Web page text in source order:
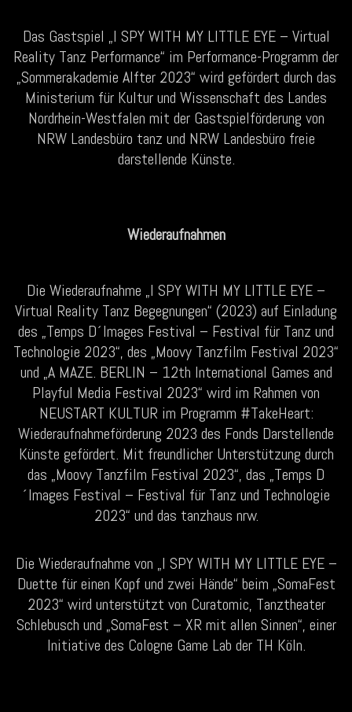
Das Gastspiel „I SPY WITH MY LITTLE EYE – Virtual
Reality Tanz Performance“ im Performance-Programm der
„Sommerakademie Alfter 2023“ wird gefördert durch das
Ministerium für Kultur und Wissenschaft des Landes
Nordrhein-Westfalen mit der Gastspielförderung von
NRW Landesbüro tanz und NRW Landesbüro freie
darstellende Künste.
Wiederaufnahmen
Die Wiederaufnahme „I SPY WITH MY LITTLE EYE –
Virtual Reality Tanz Begegnungen“ (2023) auf Einladung
des „Temps D´Images Festival – Festival für Tanz und
Technologie 2023“, des „Moovy Tanzfilm Festival 2023“
und „A MAZE. BERLIN – 12th International Games and
Playful Media Festival 2023“ wird im Rahmen von
NEUSTART KULTUR im Programm #TakeHeart:
Wiederaufnahmeförderung 2023 des Fonds Darstellende
Künste gefördert. Mit freundlicher Unterstützung durch
das „Moovy Tanzfilm Festival 2023“, das „Temps D
´Images Festival – Festival für Tanz und Technologie
2023“ und das tanzhaus nrw.
Die Wiederaufnahme von „I SPY WITH MY LITTLE EYE –
Duette für einen Kopf und zwei Hände“ beim „SomaFest
2023“ wird unterstützt von Curatomic, Tanztheater
Schlebusch und „SomaFest – XR mit allen Sinnen“, einer
Initiative des Cologne Game Lab der TH Köln.